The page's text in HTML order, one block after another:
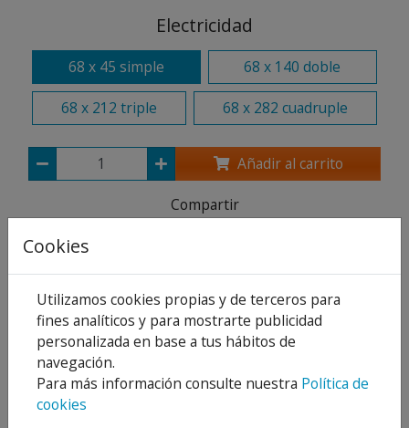
Electricidad
68 x 45 simple 68 x 140 doble
68 x 212 triple 68 x 282 cuadruple
Añadir al carrito
Compartir
Descripción
Detalles
Adjuntos
Cookies
Utilizamos cookies propias y de terceros para
fines analíticos y para mostrarte publicidad
personalizada en base a tus hábitos de
navegación.
Para más información consulte nuestra Política de
cookies